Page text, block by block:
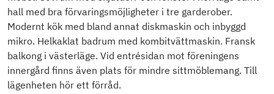
hall med bra förvaringsmöjligheter i tre garderober.
Modernt kök med bland annat diskmaskin och inbyggd
mikro. Helkaklat badrum med kombitvättmaskin. Fransk
balkong i västerläge. Vid entrésidan mot föreningens
innergård finns även plats för mindre sittmöblemang. Till
lägenheten hör ett förråd.